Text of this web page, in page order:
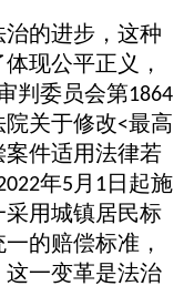
的进步，这种
现公平正义，
判委员会第1864
关于修改<最高
件适用法律若
年5 月 1 日起施
采用城镇居民标
的赔偿标准，
一变革是法治